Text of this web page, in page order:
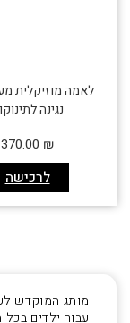
לאמה מוזיקלית
נגינה
לרכישה
370.00 ₪
מותג המוקדש